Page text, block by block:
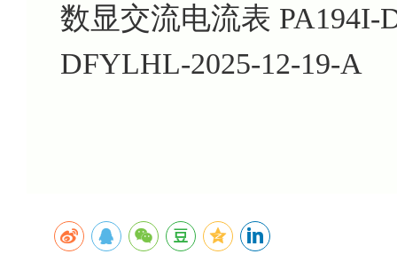
数显交流电流表 PA194I-
DFYLHL-2025-12-19-A